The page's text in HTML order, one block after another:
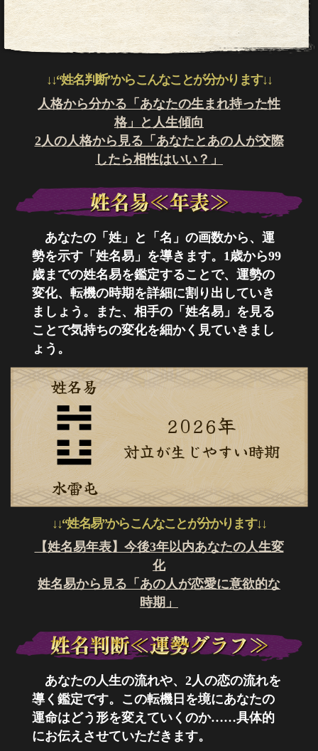
↓↓“姓名判断”からこんなことが分かります↓↓
人格から分かる「あなたの生まれ持った性
格」と人生傾向
2人の人格から見る「あなたとあの人が交際
したら相性はいい？」
あなたの「姓」と「名」の画数から、運
勢を示す「姓名易」を導きます。1歳から99
歳までの姓名易を鑑定することで、運勢の
変化、転機の時期を詳細に割り出していき
ましょう。また、相手の「姓名易」を見る
ことで気持ちの変化を細かく見ていきまし
ょう。
姓名易
水雷屯
2026年
対立が生じやすい時期
↓↓“姓名易”からこんなことが分かります↓↓
【姓名易年表】今後3年以内あなたの人生変
化
姓名易から見る「あの人が恋愛に意欲的な
時期」
あなたの人生の流れや、2人の恋の流れを
導く鑑定です。この転機日を境にあなたの
運命はどう形を変えていくのか……具体的
にお伝えさせていただきます。